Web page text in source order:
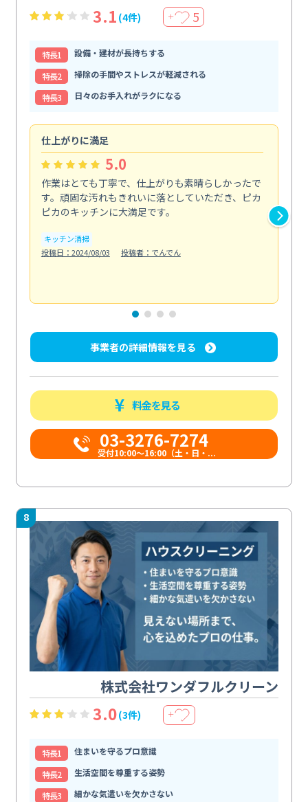
3.1 (4件) ＋ 5
特⻑1
設備・建材が長持ちする
特⻑2
掃除の手間やストレスが軽減される
特⻑3
日々のお手入れがラクになる
仕上がりに満足
5.0
作業はとても丁寧で、仕上がりも素晴らしかったで
す。頑固な汚れもきれいに落としていただき、ピカ
ピカのキッチンに大満足です。
キッチン清掃
投稿日：2024/08/03
投稿者：でんでん
事業者の詳細情報を見る
料金を見る
03-3276-7274
受付10:00〜16:00（土・日・...
8
株式会社ワンダフルクリーン
3.0(3件) ＋
特⻑1
住まいを守るプロ意識
特⻑2
生活空間を尊重する姿勢
特⻑3
細かな気遣いを欠かさない